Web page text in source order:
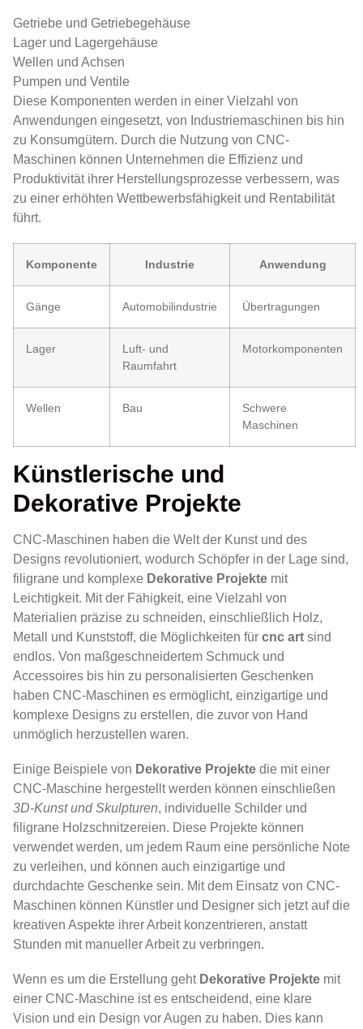
Getriebe und Getriebegehäuse
Lager und Lagergehäuse
Wellen und Achsen
Pumpen und Ventile
Diese Komponenten werden in einer Vielzahl von
Anwendungen eingesetzt, von Industriemaschinen bis hin
zu Konsumgütern. Durch die Nutzung von CNC-
Maschinen können Unternehmen die Effizienz und
Produktivität ihrer Herstellungsprozesse verbessern, was
zu einer erhöhten Wettbewerbsfähigkeit und Rentabilität
führt.
Komponente Industrie Anwendung
Gänge Automobilindustrie Übertragungen
Lager
Luft- und
Raumfahrt
Motorkomponenten
Wellen Bau
Schwere
Maschinen
Künstlerische und
Dekorative Projekte
CNC-Maschinen haben die Welt der Kunst und des
Designs revolutioniert, wodurch Schöpfer in der Lage sind,
filigrane und komplexe Dekorative Projekte mit
Leichtigkeit. Mit der Fähigkeit, eine Vielzahl von
Materialien präzise zu schneiden, einschließlich Holz,
Metall und Kunststoff, die Möglichkeiten für cnc art sind
endlos. Von maßgeschneidertem Schmuck und
Accessoires bis hin zu personalisierten Geschenken
haben CNC-Maschinen es ermöglicht, einzigartige und
komplexe Designs zu erstellen, die zuvor von Hand
unmöglich herzustellen waren.
Einige Beispiele von Dekorative Projekte die mit einer
CNC-Maschine hergestellt werden können einschließen
3D-Kunst und Skulpturen, individuelle Schilder und
filigrane Holzschnitzereien. Diese Projekte können
verwendet werden, um jedem Raum eine persönliche Note
zu verleihen, und können auch einzigartige und
durchdachte Geschenke sein. Mit dem Einsatz von CNC-
Maschinen können Künstler und Designer sich jetzt auf die
kreativen Aspekte ihrer Arbeit konzentrieren, anstatt
Stunden mit manueller Arbeit zu verbringen.
Wenn es um die Erstellung geht Dekorative Projekte mit
einer CNC-Maschine ist es entscheidend, eine klare
Vision und ein Design vor Augen zu haben. Dies kann